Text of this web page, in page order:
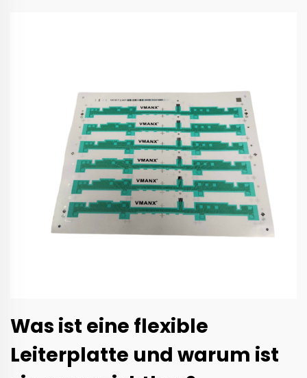
Was ist eine flexible
Leiterplatte und warum ist